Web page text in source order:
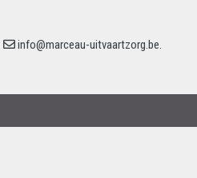
info@marceau-uitvaartzorg.be.